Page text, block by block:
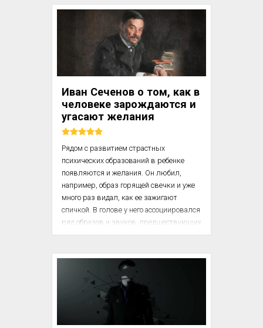
защищенности, депрессивных
тенденций. Однако в современной
детской популяции все больше
встречается детей со спецификой
пространственного восприятия и
пространственных представлений,
межфункциональных взаимодействий
мозговых систем. К этим особенностям
можно отнести несформированность
всех уровней пространственных
представлений, а также тенденци...
Иван Сеченов о том, как в
человеке зарождаются и
угасают желания
Рядом с развитием страстных
психических образований в ребенке
появляются и желания. Он любил,
например, образ горящей свечки и уже
много раз видал, как ее зажигают
спичкой. В голове у него ассоциировался
ряд образов и звуков, предшествующих
зажиганию. Ребенок совершенно покоен
радость, крики, протягивание руки к
свечке и пр. Явно, что в его голове звук
шарканья спички роковым образом
вызывает ощущение, доставляющее
Но вот свечки не зажигают, и ребенок